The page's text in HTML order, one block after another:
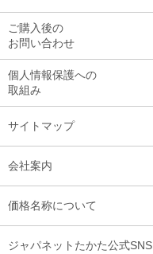
ご購入後の
お問い合わせ
個人情報保護への
取組み
サイトマップ
会社案内
価格名称について
ジャパネットたかた公式SNS